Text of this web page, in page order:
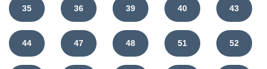
35 36 39 40 43
44 47 48 51 52